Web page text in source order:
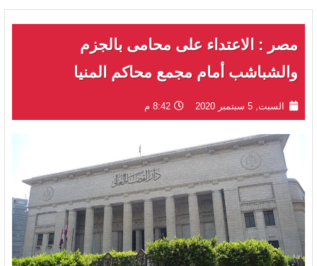
مصر : الاعتداء على محامى بالجزم
والشباشب أمام مجمع محاكم المنيا
السبت, 5 سبتمبر 2020 8:42 م